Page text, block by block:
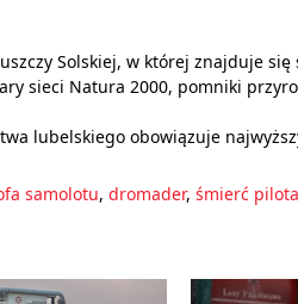
Solskiej, w której znajduje
sieci Natura 2000, pomniki
lubelskiego obowiązuje
samolotu, dromader, śmierć pilota